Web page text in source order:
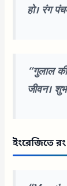
हो। रंग
“गुलाल
जीवन।
ইংরেজিতে